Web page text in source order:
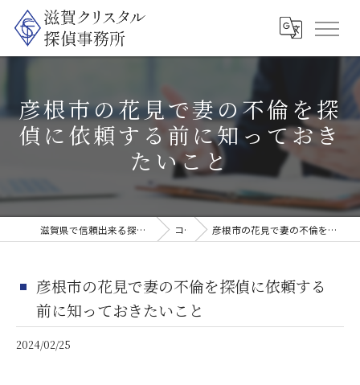
彦根市の花見で妻の不倫を探
偵に依頼する前に知っておき
たいこと
滋賀県で信頼出来る探偵なら滋賀クリスタル探偵事務所 コラム 彦根市の花見で妻の不倫を探偵に依頼する前に知っておきたいこと
彦根市の花見で妻の不倫を探偵に依頼する
前に知っておきたいこと
2024/02/25